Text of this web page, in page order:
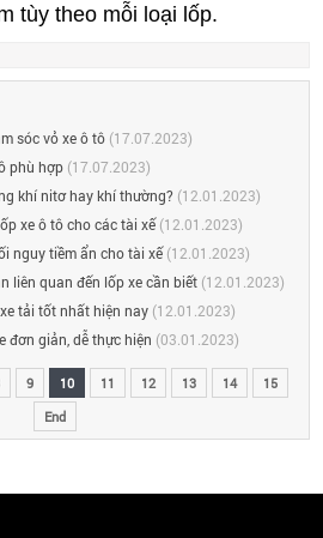
tùy theo mỗi loại lốp.
sóc vỏ xe ô tô (17.07.2023)
phù hợp (17.07.2023)
khí nitơ hay khí thường? (12.01.2023)
xe ô tô cho các tài xế(12.01.2023)
nguy tiềm ẩn cho tài xế(12.01.2023)
liên quan đến lốp xe cần biết (12.01.2023)
tải tốt nhất hiện nay (12.01.2023)
đơn giản, dễ thực hiện (03.01.2023)
9 10 11 12 13 14
15
End